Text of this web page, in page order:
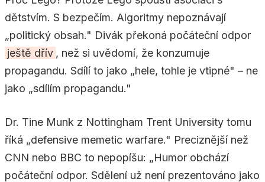
dětstvím. S bezpečím. Algoritmy nepoznávají
„politický obsah." Divák překoná počáteční odpor
ještě dřív , než si uvědomí, že konzumuje
propagandu. Sdílí to jako „hele, tohle je vtipné" – ne
jako „sdílím propagandu."
Dr. Tine Munk z Nottingham Trent University tomu
říká „defensive memetic warfare." Preciznější než
CNN nebo BBC to nepopíšu: „Humor obchází
počáteční odpor. Sdělení už není prezentováno jako